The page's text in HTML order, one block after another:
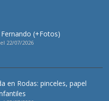
(+Fotos)
22/07/2026
en Rodas: pinceles, papel